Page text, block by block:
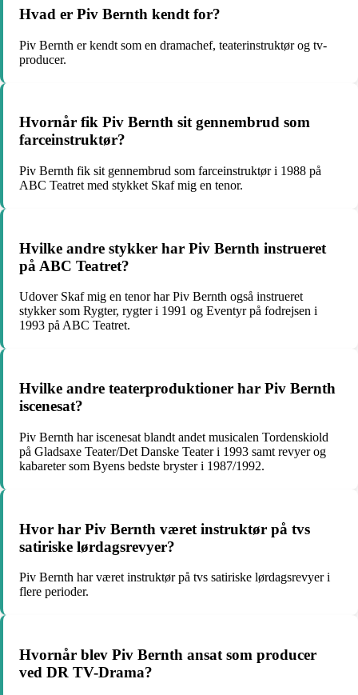
Hvad er Piv Bernth kendt for?
Piv Bernth er kendt som en dramachef, teaterinstruktør og tv-
producer.
Hvornår fik Piv Bernth sit gennembrud som
farceinstruktør?
Piv Bernth fik sit gennembrud som farceinstruktør i 1988 på
ABC Teatret med stykket Skaf mig en tenor.
Hvilke andre stykker har Piv Bernth instrueret
på ABC Teatret?
Udover Skaf mig en tenor har Piv Bernth også instrueret
stykker som Rygter, rygter i 1991 og Eventyr på fodrejsen i
1993 på ABC Teatret.
Hvilke andre teaterproduktioner har Piv Bernth
iscenesat?
Piv Bernth har iscenesat blandt andet musicalen Tordenskiold
på Gladsaxe Teater/Det Danske Teater i 1993 samt revyer og
kabareter som Byens bedste bryster i 1987/1992.
Hvor har Piv Bernth været instruktør på tvs
satiriske lørdagsrevyer?
Piv Bernth har været instruktør på tvs satiriske lørdagsrevyer i
flere perioder.
Hvornår blev Piv Bernth ansat som producer
ved DR TV-Drama?